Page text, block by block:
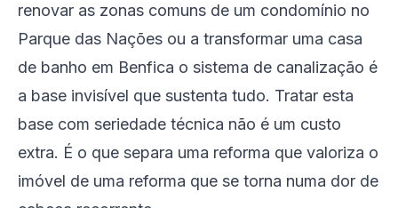
renovar as zonas comuns de um condomínio no
Parque das Nações ou a transformar uma casa
de banho em Benfica o sistema de canalização é
a base invisível que sustenta tudo. Tratar esta
base com seriedade técnica não é um custo
extra. É o que separa uma reforma que valoriza o
imóvel de uma reforma que se torna numa dor de